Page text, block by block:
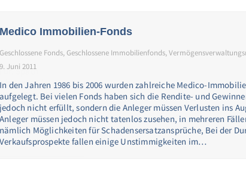
9. Juni 2011
Späth
betreuen im
des
Medico Immobilien-Fonds
Geschlossene Fonds,Geschlossene Immobilienfonds,
9. Juni 2011
In den Jahren 1986 bis 2006 wurden zahlreiche Medico-
aufgelegt. Bei vielen Fonds haben sich die Rendite- und
jedoch nicht erfüllt, sondern die Anleger müssen Verlusten ins
Anleger müssen jedoch nicht tatenlos zusehen, in mehreren
nämlich Möglichkeiten für Schadensersatzansprüche, Bei der
Verkaufsprospekte fallen einige Unstimmigkeiten im…